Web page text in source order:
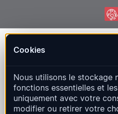
Cookies
Nous utilisons le stockage
fonctions essentielles et
uniquement avec votre
modifier ou retirer votre
Carte en direct, statistiques
Ouvrir la carte historique